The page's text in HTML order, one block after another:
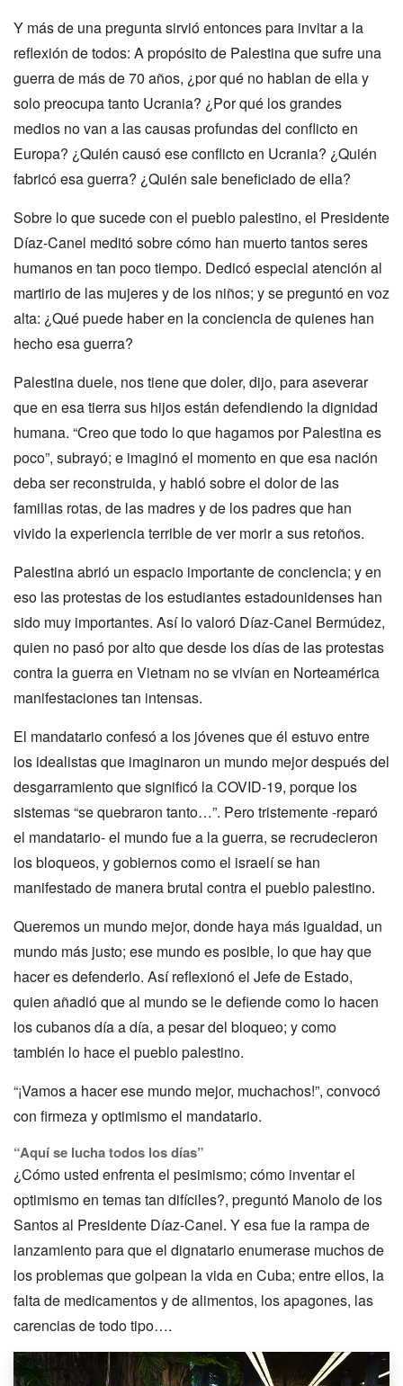
Y más de una pregunta sirvió entonces para invitar a la
reflexión de todos: A propósito de Palestina que sufre una
guerra de más de 70 años, ¿por qué no hablan de ella y
solo preocupa tanto Ucrania? ¿Por qué los grandes
medios no van a las causas profundas del conflicto en
Europa? ¿Quién causó ese conflicto en Ucrania? ¿Quién
fabricó esa guerra? ¿Quién sale beneficiado de ella?
Sobre lo que sucede con el pueblo palestino, el Presidente
Díaz-Canel meditó sobre cómo han muerto tantos seres
humanos en tan poco tiempo. Dedicó especial atención al
martirio de las mujeres y de los niños; y se preguntó en voz
alta: ¿Qué puede haber en la conciencia de quienes han
hecho esa guerra?
Palestina duele, nos tiene que doler, dijo, para aseverar
que en esa tierra sus hijos están defendiendo la dignidad
humana. “Creo que todo lo que hagamos por Palestina es
poco”, subrayó; e imaginó el momento en que esa nación
deba ser reconstruida, y habló sobre el dolor de las
familias rotas, de las madres y de los padres que han
vivido la experiencia terrible de ver morir a sus retoños.
Palestina abrió un espacio importante de conciencia; y en
eso las protestas de los estudiantes estadounidenses han
sido muy importantes. Así lo valoró Díaz-Canel Bermúdez,
quien no pasó por alto que desde los días de las protestas
contra la guerra en Vietnam no se vivían en Norteamérica
manifestaciones tan intensas.
El mandatario confesó a los jóvenes que él estuvo entre
los idealistas que imaginaron un mundo mejor después del
desgarramiento que significó la COVID-19, porque los
sistemas “se quebraron tanto…”. Pero tristemente -reparó
el mandatario- el mundo fue a la guerra, se recrudecieron
los bloqueos, y gobiernos como el israelí se han
manifestado de manera brutal contra el pueblo palestino.
Queremos un mundo mejor, donde haya más igualdad, un
mundo más justo; ese mundo es posible, lo que hay que
hacer es defenderlo. Así reflexionó el Jefe de Estado,
quien añadió que al mundo se le defiende como lo hacen
los cubanos día a día, a pesar del bloqueo; y como
también lo hace el pueblo palestino.
“¡Vamos a hacer ese mundo mejor, muchachos!”, convocó
con firmeza y optimismo el mandatario.
“Aquí se lucha todos los días”
¿Cómo usted enfrenta el pesimismo; cómo inventar el
optimismo en temas tan difíciles?, preguntó Manolo de los
Santos al Presidente Díaz-Canel. Y esa fue la rampa de
lanzamiento para que el dignatario enumerase muchos de
los problemas que golpean la vida en Cuba; entre ellos, la
falta de medicamentos y de alimentos, los apagones, las
carencias de todo tipo….